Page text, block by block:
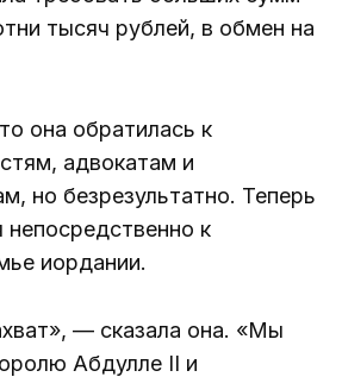
тысяч рублей, в обмен на
она обратилась к
адвокатам и
но безрезультатно. Теперь
к
иордании.
— сказала она. «Мы
Абдулле II и